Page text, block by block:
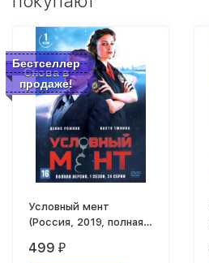
Снова в
продаже!
Бестселлер
Условный мент
(Россия, 2019, полная
499 ₽